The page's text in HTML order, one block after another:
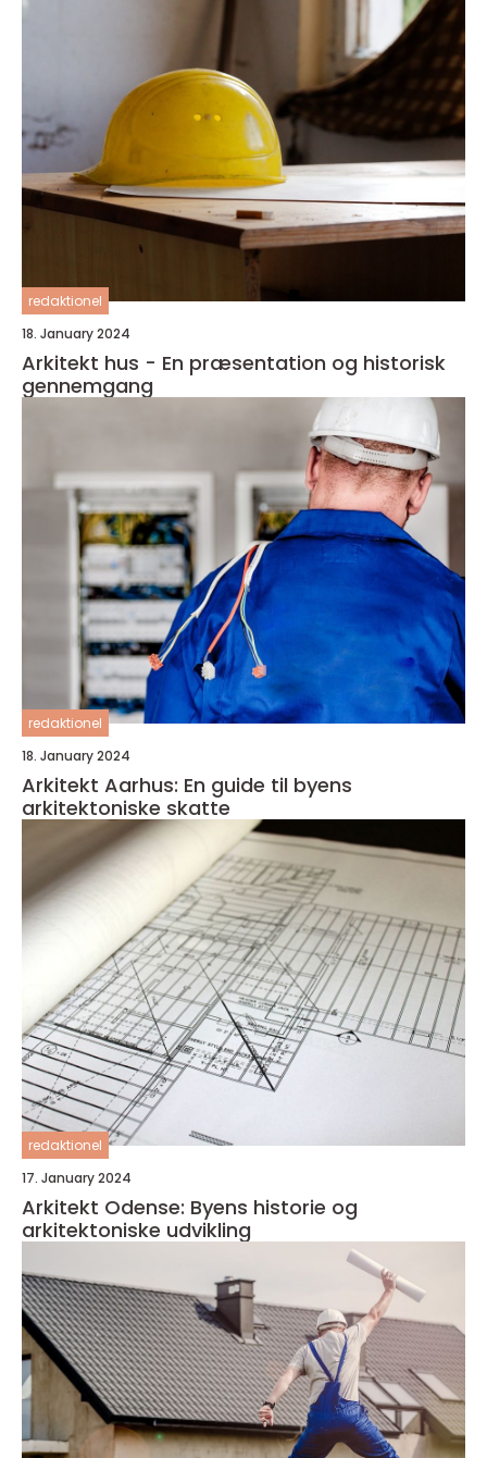
redaktionel
18. January 2024
Arkitekt hus - En præsentation og historisk
gennemgang
redaktionel
18. January 2024
Arkitekt Aarhus: En guide til byens
arkitektoniske skatte
redaktionel
17. January 2024
Arkitekt Odense: Byens historie og
arkitektoniske udvikling